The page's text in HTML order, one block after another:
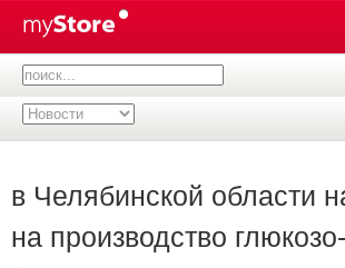
в Челябинской области
на производство глюкозо-